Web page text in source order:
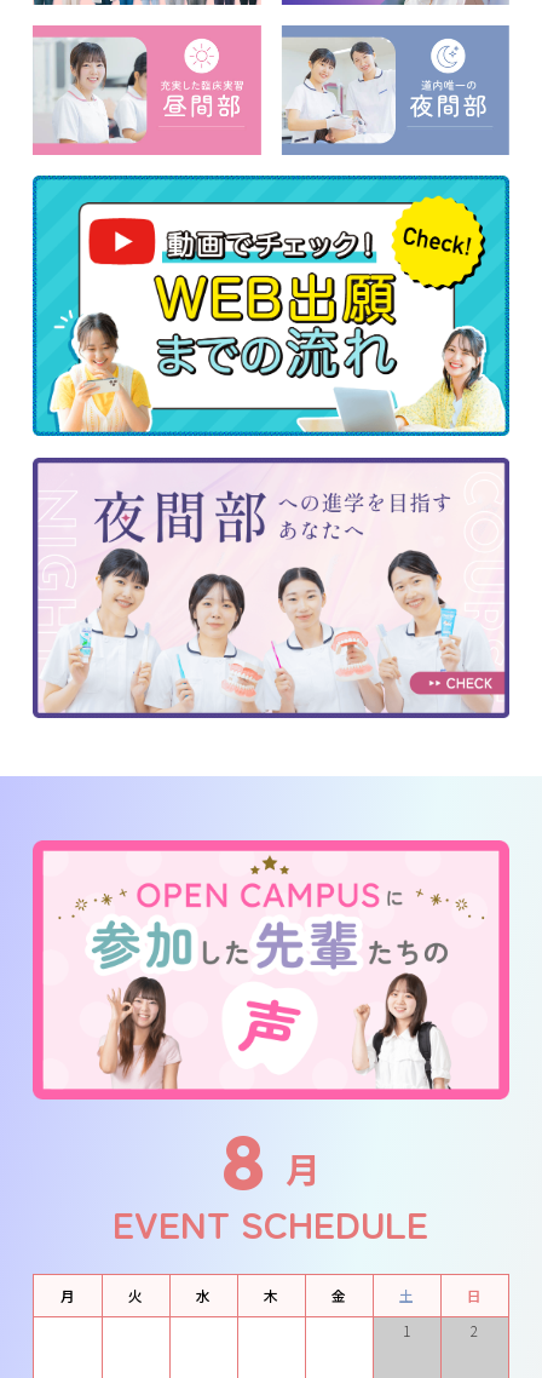
8 月
EVENT SCHEDULE
月 火 水 木 金 土
日
1
2